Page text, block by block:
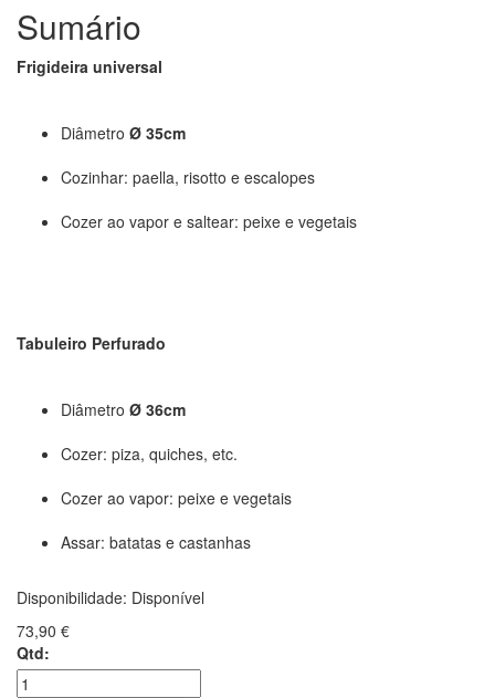
Sumário
Frigideira universal
Diâmetro Ø 35cm
Cozinhar: paella, risotto e escalopes
Cozer ao vapor e saltear: peixe e vegetais
Tabuleiro Perfurado
Diâmetro Ø 36cm
Cozer: piza, quiches, etc.
Cozer ao vapor: peixe e vegetais
Assar: batatas e castanhas
Disponibilidade: Disponível
73,90 €
Qtd: